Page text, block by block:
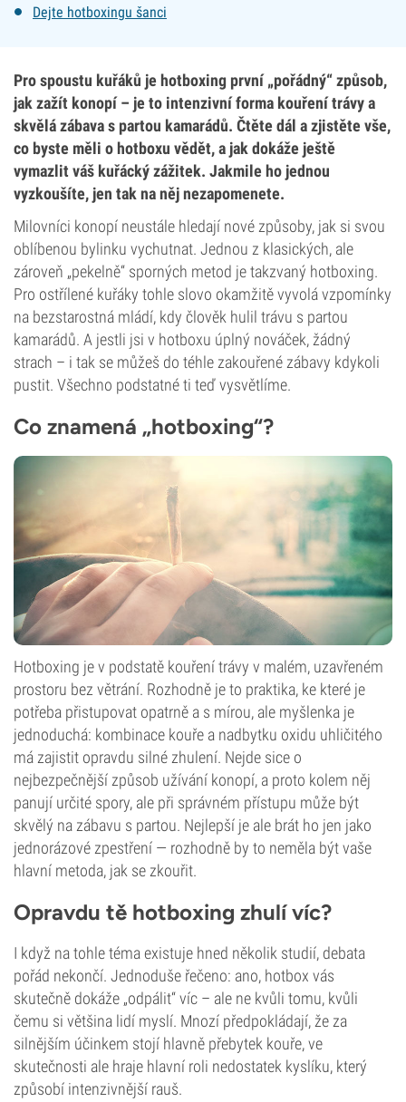
Dejte hotboxingu šanci
Pro spoustu kuřáků je hotboxing první „pořádný“ způsob,
jak zažít konopí – je to intenzivní forma kouření trávy a
skvělá zábava s partou kamarádů. Čtěte dál a zjistěte vše,
co byste měli o hotboxu vědět, a jak dokáže ještě
vymazlit váš kuřácký zážitek. Jakmile ho jednou
vyzkoušíte, jen tak na něj nezapomenete.
Milovníci konopí neustále hledají nové způsoby, jak si svou
oblíbenou bylinku vychutnat. Jednou z klasických, ale
zároveň „pekelně“ sporných metod je takzvaný hotboxing.
Pro ostřílené kuřáky tohle slovo okamžitě vyvolá vzpomínky
na bezstarostná mládí, kdy člověk hulil trávu s partou
kamarádů. A jestli jsi v hotboxu úplný nováček, žádný
strach – i tak se můžeš do téhle zakouřené zábavy kdykoli
pustit. Všechno podstatné ti teď vysvětlíme.
Co znamená „hotboxing“?
Hotboxing je v podstatě kouření trávy v malém, uzavřeném
prostoru bez větrání. Rozhodně je to praktika, ke které je
potřeba přistupovat opatrně a s mírou, ale myšlenka je
jednoduchá: kombinace kouře a nadbytku oxidu uhličitého
má zajistit opravdu silné zhulení. Nejde sice o
nejbezpečnější způsob užívání konopí, a proto kolem něj
panují určité spory, ale při správném přístupu může být
skvělý na zábavu s partou. Nejlepší je ale brát ho jen jako
jednorázové zpestření — rozhodně by to neměla být vaše
hlavní metoda, jak se zkouřit.
Opravdu tě hotboxing zhulí víc?
I když na tohle téma existuje hned několik studií, debata
pořád nekončí. Jednoduše řečeno: ano, hotbox vás
skutečně dokáže „odpálit“ víc – ale ne kvůli tomu, kvůli
čemu si většina lidí myslí. Mnozí předpokládají, že za
silnějším účinkem stojí hlavně přebytek kouře, ve
skutečnosti ale hraje hlavní roli nedostatek kyslíku, který
způsobí intenzivnější rauš.